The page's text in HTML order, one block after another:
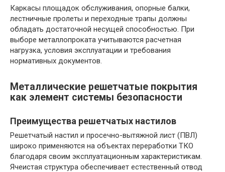
Каркасы площадок обслуживания, опорные балки,
лестничные пролеты и переходные трапы должны
обладать достаточной несущей способностью. При
выборе металлопроката учитываются расчетная
нагрузка, условия эксплуатации и требования
нормативных документов.
Металлические решетчатые покрытия
как элемент системы безопасности
Преимущества решетчатых настилов
Решетчатый настил и просечно-вытяжной лист (ПВЛ)
широко применяются на объектах переработки ТКО
благодаря своим эксплуатационным характеристикам.
Ячеистая структура обеспечивает естественный отвод